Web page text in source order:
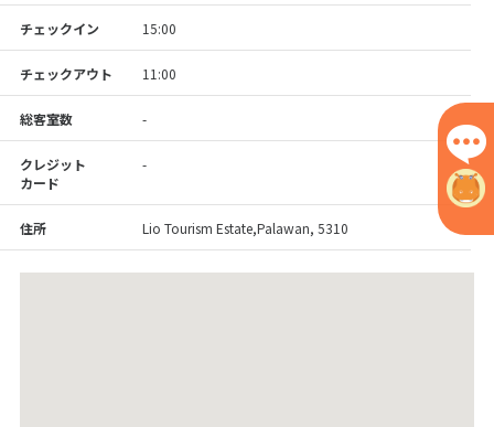
チェックイン 15:00
チェックアウト 11:00
総客室数 -
クレジット
カード
-
住所 Lio Tourism Estate,Palawan, 5310